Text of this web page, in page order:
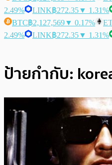
2.49%
LINK฿272.35▼ 1.31%
BTC฿2,127,569▼ 0.17%
2.49%
LINK฿272.35▼ 1.31%
ป้ายกำกับ: